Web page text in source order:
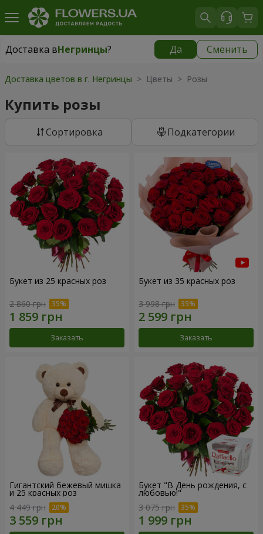
Доставка вНегринцы? Да Сменить
Доставка вНегринцы|
Доставка цветов в г. Негринцы > Цветы > Розы
Купить розы
Cортировка Подкатегории
Букет из 25 красных роз
2 860 грн
Заказать
Букет из 35 красных роз
3 998 грн
Заказать
Гигантский бежевый мишка
и 25 красных роз
4 449 грн
Букет "В День рождения, с
любовью!"
3 075 грн